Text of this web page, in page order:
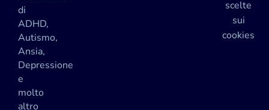
di
ADHD,
Autismo,
Ansia,
Depressione
e
molto
altro
scelte
sui
cookies